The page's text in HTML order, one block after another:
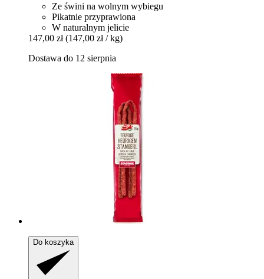
Ze świni na wolnym wybiegu
Pikatnie przyprawiona
W naturalnym jelicie
147,00 zł (147,00 zł / kg)
Dostawa do 12 sierpnia
Do koszyka